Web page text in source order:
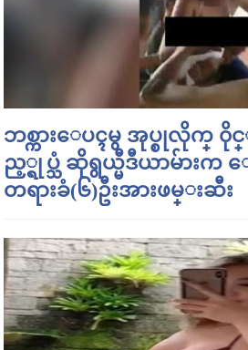
ဘစ္ကားေပၚမွ အုပ္စုလိုက္
ည့္ရုပ္သံ ဆိုရွယ္မီဒီယာမ်ားက
တရားခံ(၆)ဦးအားဖမ္းဆီး